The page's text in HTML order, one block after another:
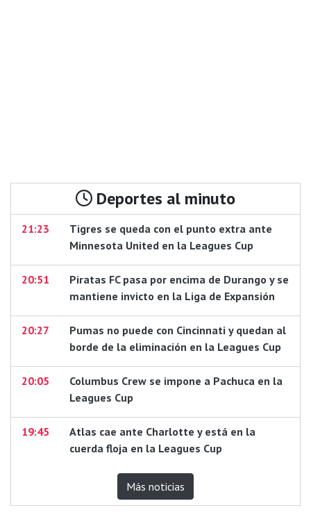
Deportes al minuto
21:23
Tigres se queda con el punto extra ante
Minnesota United en la Leagues Cup
20:51
Piratas FC pasa por encima de Durango y se
mantiene invicto en la Liga de Expansión
20:27
Pumas no puede con Cincinnati y quedan al
borde de la eliminación en la Leagues Cup
20:05
Columbus Crew se impone a Pachuca en la
Leagues Cup
19:45
Atlas cae ante Charlotte y está en la
cuerda floja en la Leagues Cup
Más noticias